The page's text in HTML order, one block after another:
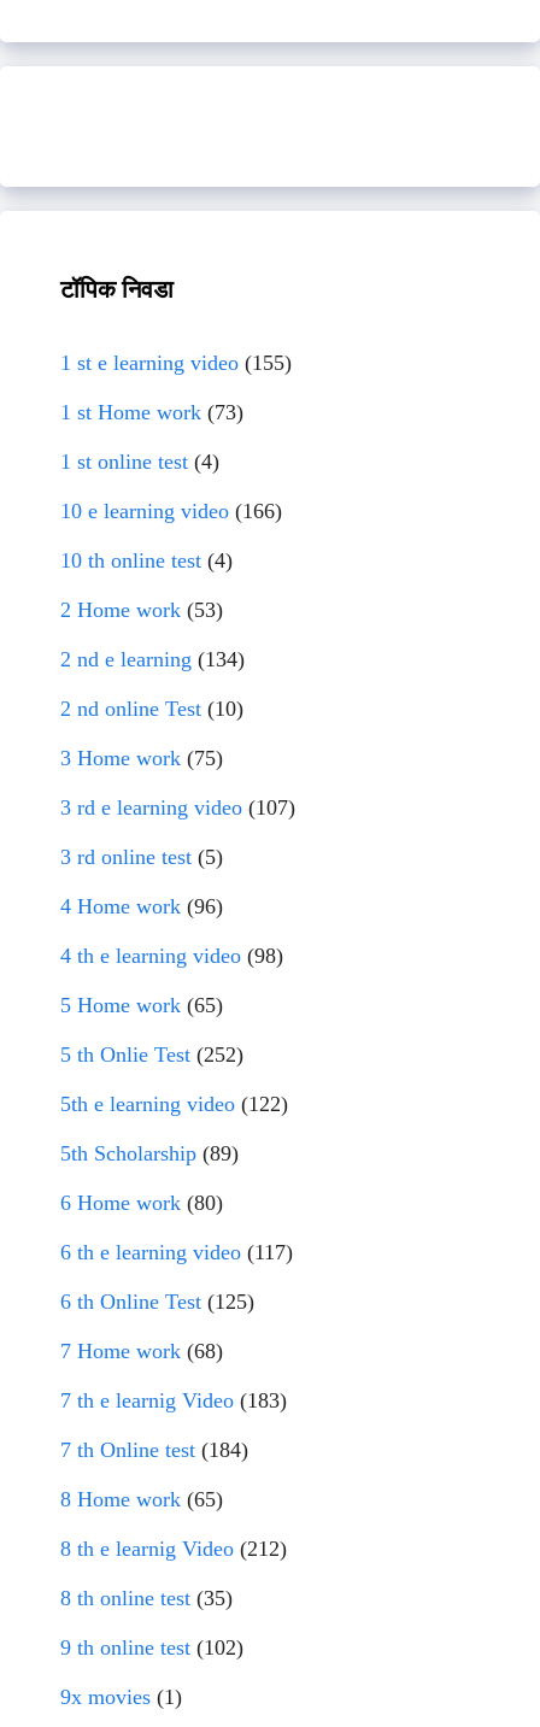
टॉपिक निवडा
1 st e learning video (155)
1 st Home work (73)
1 st online test (4)
10 e learning video (166)
10 th online test (4)
2 Home work (53)
2 nd e learning (134)
2 nd online Test (10)
3 Home work (75)
3 rd e learning video (107)
3 rd online test (5)
4 Home work (96)
4 th e learning video (98)
5 Home work (65)
5 th Onlie Test (252)
5th e learning video (122)
5th Scholarship (89)
6 Home work (80)
6 th e learning video (117)
6 th Online Test (125)
7 Home work (68)
7 th e learnig Video (183)
7 th Online test (184)
8 Home work (65)
8 th e learnig Video (212)
8 th online test (35)
9 th online test (102)
9x movies (1)